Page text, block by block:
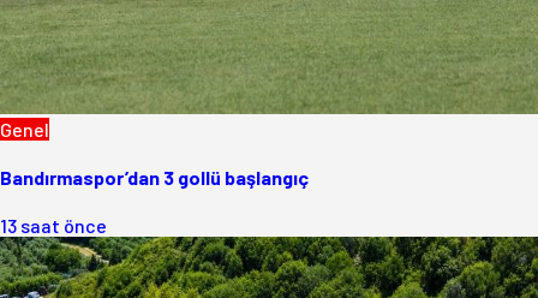
Genel
Bandırmaspor’dan 3 gollü başlangıç
13 saat önce